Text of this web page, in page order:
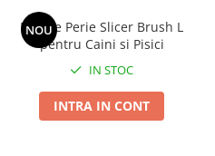
NOU
Pawise Perie Slicer Brush L
pentru Caini si Pisici
IN STOC
INTRA IN CONT